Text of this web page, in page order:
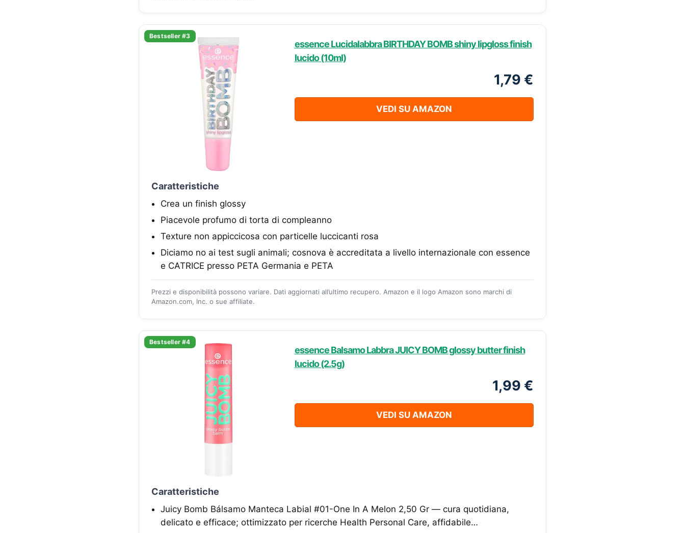
Bestseller #3
essence Lucidalabbra BIRTHDAY BOMB shiny lipgloss finish
lucido (10ml)
1,79 €
VEDI SU AMAZON
Caratteristiche
Crea un finish glossy
Piacevole profumo di torta di compleanno
Texture non appiccicosa con particelle luccicanti rosa
Diciamo no ai test sugli animali; cosnova è accreditata a livello internazionale con essence
e CATRICE presso PETA Germania e PETA
Prezzi e disponibilità possono variare. Dati aggiornati all’ultimo recupero. Amazon e il logo Amazon sono marchi di
Amazon.com, Inc. o sue affiliate.
Bestseller #4
essence Balsamo Labbra JUICY BOMB glossy butter finish
lucido (2.5g)
1,99 €
VEDI SU AMAZON
Caratteristiche
Juicy Bomb Bálsamo Manteca Labial #01-One In A Melon 2,50 Gr — cura quotidiana,
delicato e efficace; ottimizzato per ricerche Health Personal Care, affidabile…